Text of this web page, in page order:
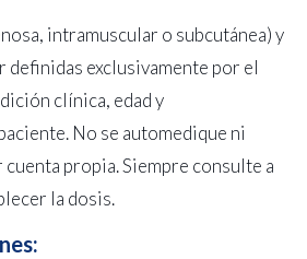
intramuscular o subcutánea) y
definidas exclusivamente por el
clínica, edad y
No se automedique ni
cuenta propia. Siempre consulte a
la dosis.